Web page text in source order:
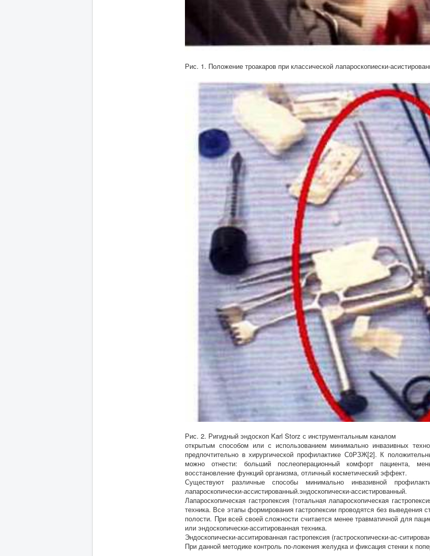
Рис. 1. Положение троакаров при классической лапароскопиески-
Рис. 2. Ригидный эндоскоп Karl Storz с инструментальным каналом
открытым способом или с использованием минимально инвазивных
предпочтительно в хирургической профилактике С0РЗЖ[2]. К
можно отнести: больший послеоперационный комфорт пациента,
восстановление функций организма, отличный косметический эффект.
Существуют различные способы минимально инвазивной
лапароскопически-ассистированный.эндоскопически-ассистированный.
Лапароскопическая гастропексия (тотальная лапароскопическая
техника. Все этапы формирования гастропексии проводятся без выведения
полости. При всей своей сложности считается менее травматичной для
или эндоскопически-асситированная техника.
Эндоскопически-асситированная гастропексия (гастроскопически-ас-
При данной методике контроль по-ложения желудка и фиксация стенки к